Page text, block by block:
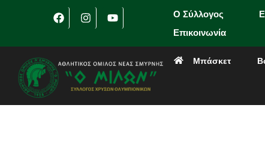
Ο Σύλλογος
Επικοινωνία
Μπάσκετ